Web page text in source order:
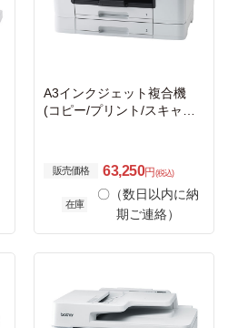
A3インクジェット複合機
(コピー/プリント/スキャン/
販売価格 63,250円 (税込)
在庫
〇（数日以内に納
期ご連絡）